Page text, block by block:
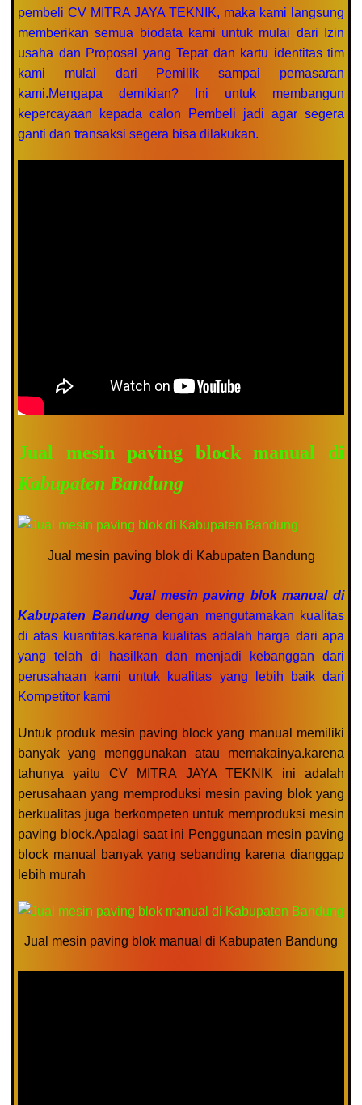
pembeli CV MITRA JAYA TEKNIK, maka kami langsung
memberikan semua biodata kami untuk mulai dari Izin
usaha dan Proposal yang Tepat dan kartu identitas tim
kami mulai dari Pemilik sampai pemasaran
kami.Mengapa demikian? Ini untuk membangun
kepercayaan kepada calon Pembeli jadi agar segera
ganti dan transaksi segera bisa dilakukan.
Jual mesin paving block manual di
Kabupaten Bandung
Jual mesin paving blok di Kabupaten Bandung
Jual mesin paving blok manual di
Kabupaten Bandung dengan mengutamakan kualitas
di atas kuantitas.karena kualitas adalah harga dari apa
yang telah di hasilkan dan menjadi kebanggan dari
perusahaan kami untuk kualitas yang lebih baik dari
Kompetitor kami
Untuk produk mesin paving block yang manual memiliki
banyak yang menggunakan atau memakainya.karena
tahunya yaitu CV MITRA JAYA TEKNIK ini adalah
perusahaan yang memproduksi mesin paving blok yang
berkualitas juga berkompeten untuk memproduksi mesin
paving block.Apalagi saat ini Penggunaan mesin paving
block manual banyak yang sebanding karena dianggap
lebih murah
Jual mesin paving blok manual di Kabupaten Bandung